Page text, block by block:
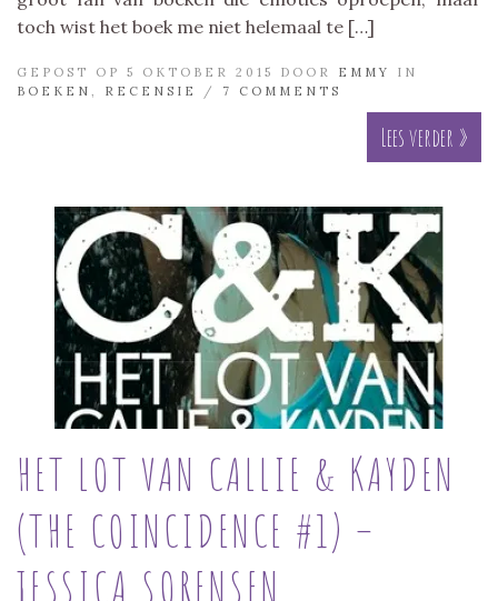
toch wist het boek me niet helemaal te […]
GEPOST OP 5 OKTOBER 2015 DOOR EMMY
IN
BOEKEN
RECENSIE / 7 COMMENTS
Lees verder »
HET LOT VAN CALLIE & KAYDEN
(THE COINCIDENCE #1) –
JESSICA SORENSEN